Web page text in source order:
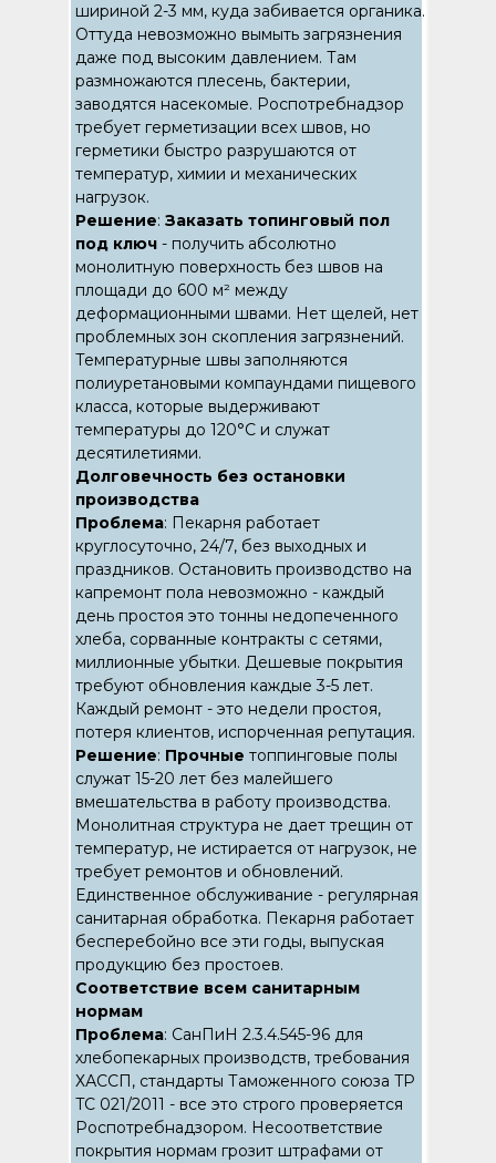
шириной 2-3 мм, куда забивается органика.
Оттуда невозможно вымыть загрязнения
даже под высоким давлением. Там
размножаются плесень, бактерии,
заводятся насекомые. Роспотребнадзор
требует герметизации всех швов, но
герметики быстро разрушаются от
температур, химии и механических
нагрузок.
Решение: Заказать топинговый пол
под ключ - получить абсолютно
монолитную поверхность без швов на
площади до 600 м² между
деформационными швами. Нет щелей, нет
проблемных зон скопления загрязнений.
Температурные швы заполняются
полиуретановыми компаундами пищевого
класса, которые выдерживают
температуры до 120°C и служат
десятилетиями.
Долговечность без остановки
производства
Проблема: Пекарня работает
круглосуточно, 24/7, без выходных и
праздников. Остановить производство на
капремонт пола невозможно - каждый
день простоя это тонны недопеченного
хлеба, сорванные контракты с сетями,
миллионные убытки. Дешевые покрытия
требуют обновления каждые 3-5 лет.
Каждый ремонт - это недели простоя,
потеря клиентов, испорченная репутация.
Решение: Прочные топпинговые полы
служат 15-20 лет без малейшего
вмешательства в работу производства.
Монолитная структура не дает трещин от
температур, не истирается от нагрузок, не
требует ремонтов и обновлений.
Единственное обслуживание - регулярная
санитарная обработка. Пекарня работает
бесперебойно все эти годы, выпуская
продукцию без простоев.
Соответствие всем санитарным
нормам
Проблема: СанПиН 2.3.4.545-96 для
хлебопекарных производств, требования
ХАССП, стандарты Таможенного союза TP
TC 021/2011 - все это строго проверяется
Роспотребнадзором. Несоответствие
покрытия нормам грозит штрафами от